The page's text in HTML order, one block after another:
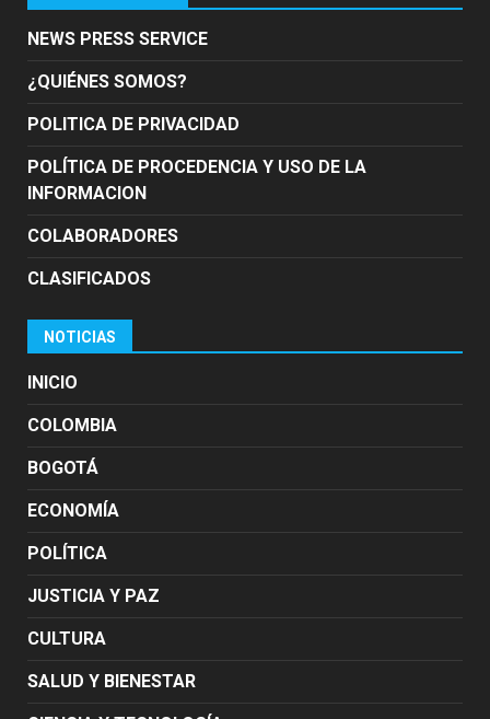
NEWS PRESS SERVICE
¿QUIÉNES SOMOS?
POLITICA DE PRIVACIDAD
POLÍTICA DE PROCEDENCIA Y USO DE LA
INFORMACION
COLABORADORES
CLASIFICADOS
NOTICIAS
INICIO
COLOMBIA
BOGOTÁ
ECONOMÍA
POLÍTICA
JUSTICIA Y PAZ
CULTURA
SALUD Y BIENESTAR